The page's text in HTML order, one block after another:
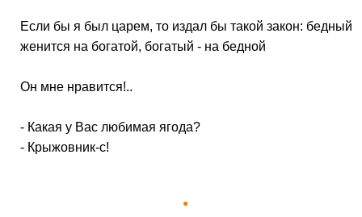
Если бы я был царем, то издал бы такой закон: бедный
женится на богатой, богатый - на бедной
Он мне нравится!..
- Какая у Вас любимая ягода?
- Крыжовник-с!